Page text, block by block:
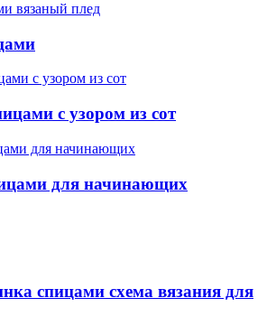
с узором из сот
для начинающих
спицами схема вязания для